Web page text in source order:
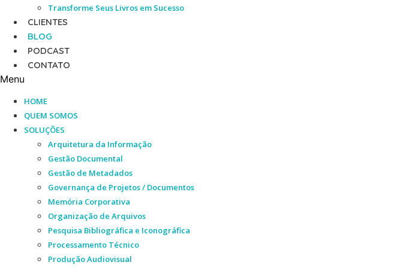
Transforme Seus Livros em Sucesso
CLIENTES
BLOG
PODCAST
CONTATO
Menu
HOME
QUEM SOMOS
SOLUÇÕES
Arquitetura da Informação
Gestão Documental
Gestão de Metadados
Governança de Projetos / Documentos
Memória Corporativa
Organização de Arquivos
Pesquisa Bibliográfica e Iconográfica
Processamento Técnico
Produção Audiovisual